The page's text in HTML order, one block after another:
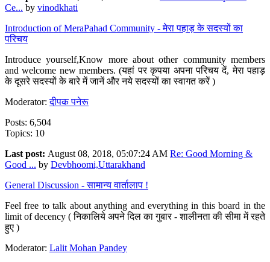
Ce... by vinodkhati
Introduction of MeraPahad Community - मेरा पहाड़ के सदस्यों का
परिचय
Introduce yourself,Know more about other community members
and welcome new members. (यहां पर कृपया अपना परिचय दें, मेरा पहाड़
के दूसरे सदस्यों के बारे में जानें और नये सदस्यों का स्वागत करें )
Moderator:दीपक पनेरू
Posts: 6,504
Topics: 10
Last post: August 08, 2018, 05:07:24 AM Re: Good Morning &
Good ... by Devbhoomi,Uttarakhand
General Discussion - सामान्य वार्तालाप !
Feel free to talk about anything and everything in this board in the
limit of decency ( निकालिये अपने दिल का गुबार - शालीनता की सीमा में रहते
हुए )
Moderator: Lalit Mohan Pandey